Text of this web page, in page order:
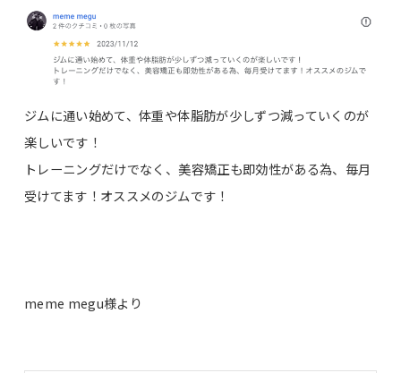
ジムに通い始めて、体重や体脂肪が少しずつ減っていくのが
楽しいです！
トレーニングだけでなく、美容矯正も即効性がある為、毎月
受けてます！オススメのジムです！
meme megu様より